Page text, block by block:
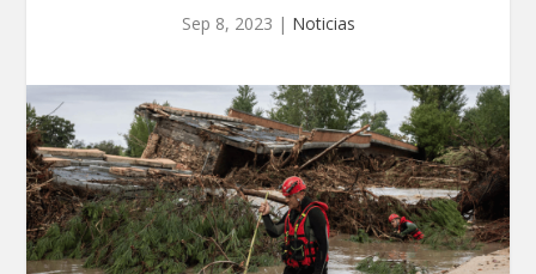
Sep 8, 2023 | Noticias